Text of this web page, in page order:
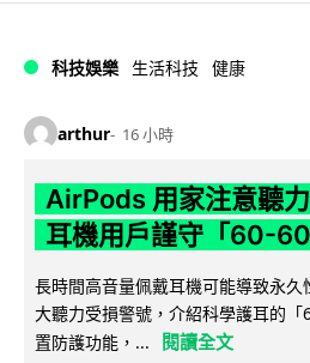
科技娛樂 生活科技 健康
arthur 16 小時
AirPods 用家注意聽
耳機用戶謹守「60-
長時間高音量佩戴耳機可能導致永
大聽力受損警號，介紹科學護耳的
置防護功能，...
閱讀全文